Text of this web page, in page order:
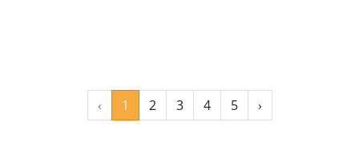
‹ 1 2 3 4 5 ›